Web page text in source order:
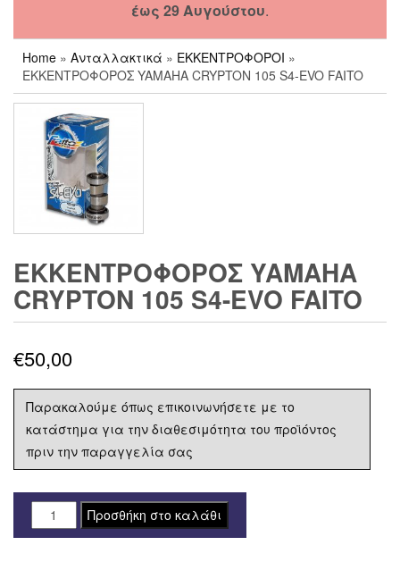
έως 29 Αυγούστου.
Home » Ανταλλακτικά » ΕΚΚΕΝΤΡΟΦΟΡΟΙ »
ΕΚΚΕΝΤΡΟΦΟΡΟΣ YAMAHA CRYPTON 105 S4-EVO FAITO
ΕΚΚΕΝΤΡΟΦΟΡΟΣ YAMAHA
CRYPTON 105 S4-EVO FAITO
€50,00
Παρακαλούμε όπως επικοινωνήσετε με το
κατάστημα για την διαθεσιμότητα του προϊόντος
πριν την παραγγελία σας
ΕΚΚΕΝΤΡΟΦΟΡΟΣ
YAMAHA
Προσθήκη στο καλάθι